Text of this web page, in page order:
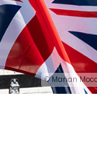
© Marian